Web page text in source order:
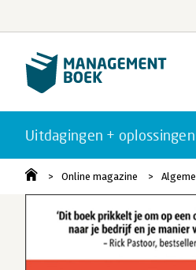
Uitdagingen + oplossingen
Online magazine